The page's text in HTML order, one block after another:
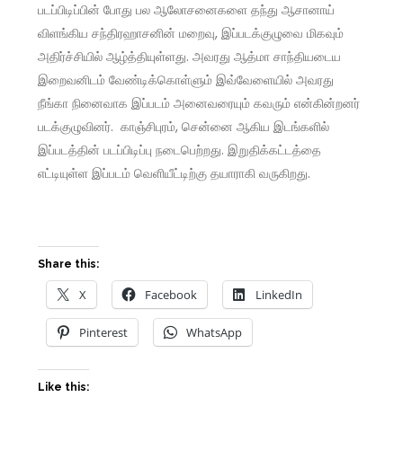
படப்பிடிப்பின் போது பல ஆலோசனைகளை தந்து ஆசானாய்
விளங்கிய சந்திரஹாசனின் மறைவு, இப்படக்குழுவை மிகவும்
அதிர்ச்சியில் ஆழ்த்தியுள்ளது. அவரது ஆத்மா சாந்தியடைய
இறைவனிடம் வேண்டிக்கொள்ளும் இவ்வேளையில் அவரது
நீங்கா நினைவாக இப்படம் அனைவரையும் கவரும் என்கின்றனர்
படக்குழுவினர். காஞ்சிபுரம், சென்னை ஆகிய இடங்களில்
இப்படத்தின் படப்பிடிப்பு நடைபெற்றது. இறுதிக்கட்டத்தை
எட்டியுள்ள இப்படம் வெளியீட்டிற்கு தயாராகி வருகிறது.
Share this:
X Facebook LinkedIn
Pinterest WhatsApp
Like this: